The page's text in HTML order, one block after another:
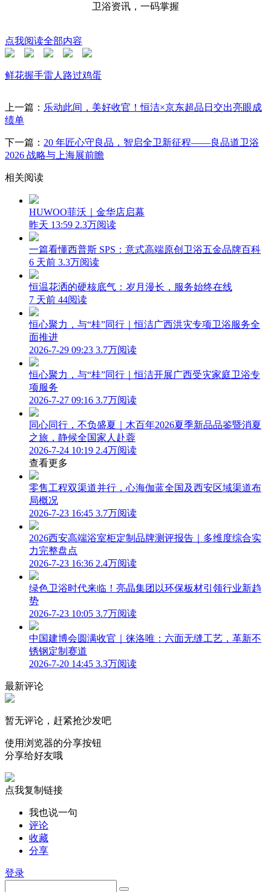
卫浴资讯，一码掌握
点我阅读全部内容
鲜花握手雷人 路过鸡蛋
上一篇： 乐动此间，美好收官！恒洁×京东超品日交出亮眼成
绩单
下一篇： 20 年匠心守良品，智启全卫新征程——良品道卫浴
2026 战略与上海展前瞻
相关阅读
HUWOO菲沃｜金华店启幕
昨天 13:59 2.3万阅读
一篇看懂西普斯 SPS：意式高端原创卫浴五金品牌百科
6 天前 3.3万阅读
恒温花洒的硬核底气：岁月漫长，服务始终在线
7 天前 44阅读
恒心聚力，与“桂”同行｜恒洁广西洪灾专项卫浴服务全
面推进
2026-7-29 09:23 3.7万阅读
恒心聚力，与“桂”同行｜恒洁开展广西受灾家庭卫浴专
项服务
2026-7-27 09:16 3.7万阅读
同心同行，不负盛夏｜木百年2026夏季新品品鉴暨消夏
之旅，静候全国家人赴蓉
2026-7-24 10:19 2.4万阅读
查看更多
零售工程双渠道并行，心海伽蓝全国及西安区域渠道布
局概况
2026-7-23 16:45 3.7万阅读
2026西安高端浴室柜定制品牌测评报告｜多维度综合实
力完整盘点
2026-7-23 16:36 2.4万阅读
绿色卫浴时代来临！亮晶集团以环保板材引领行业新趋
势
2026-7-23 10:05 3.7万阅读
中国建博会圆满收官｜徕洛唯：六面无缝工艺，革新不
锈钢定制赛道
2026-7-20 14:45 3.3万阅读
最新评论
暂无评论，赶紧抢沙发吧
使用浏览器的分享按钮
分享给好友哦
点我复制链接
我也说一句
评论
收藏
分享
登录